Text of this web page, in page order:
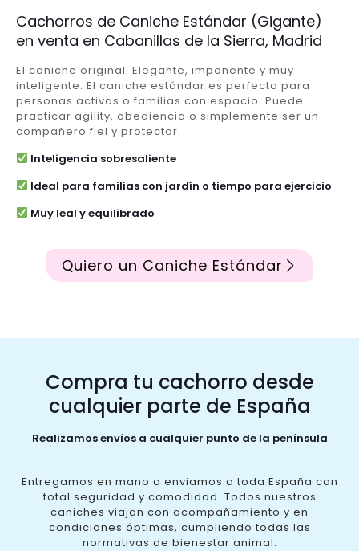
Cachorros de Caniche Estándar (Gigante)
en venta en Cabanillas de la Sierra, Madrid
El caniche original. Elegante, imponente y muy
inteligente. El caniche estándar es perfecto para
personas activas o familias con espacio. Puede
practicar agility, obediencia o simplemente ser un
compañero fiel y protector.
Inteligencia sobresaliente
Ideal para familias con jardín o tiempo para ejercicio
Muy leal y equilibrado
Quiero un Caniche Estándar
Compra tu cachorro desde
cualquier parte de España
Realizamos envíos a cualquier punto de la península
Entregamos en mano o enviamos a toda España con
total seguridad y comodidad. Todos nuestros
caniches viajan con acompañamiento y en
condiciones óptimas, cumpliendo todas las
normativas de bienestar animal.